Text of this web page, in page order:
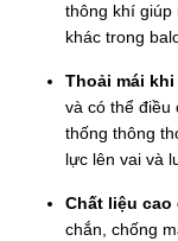
thông khí giúp
khác trong
Thoải mái khi
và có thể điều
thống thông
lực lên vai và
Chất liệu cao
chắn, chống